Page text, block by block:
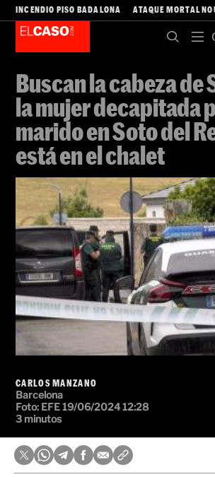
INCENDIO PISO BADALONA ATAQUE MORTAL
Buscan la cabeza de
la mujer decapitada
marido en Soto del
está en el chalet
CARLOS MANZANO
Barcelona
Foto: EFE19/06/2024 12:28
3 minutos